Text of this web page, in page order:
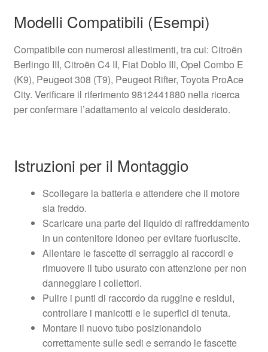
Modelli Compatibili (Esempi)
Compatibile con numerosi allestimenti, tra cui: Citroën
Berlingo III, Citroën C4 II, Fiat Doblo III, Opel Combo E
(K9), Peugeot 308 (T9), Peugeot Rifter, Toyota ProAce
City. Verificare il riferimento 9812441880 nella ricerca
per confermare l’adattamento al veicolo desiderato.
Istruzioni per il Montaggio
Scollegare la batteria e attendere che il motore
sia freddo.
Scaricare una parte del liquido di raffreddamento
in un contenitore idoneo per evitare fuoriuscite.
Allentare le fascette di serraggio ai raccordi e
rimuovere il tubo usurato con attenzione per non
danneggiare i collettori.
Pulire i punti di raccordo da ruggine e residui,
controllare i manicotti e le superfici di tenuta.
Montare il nuovo tubo posizionandolo
correttamente sulle sedi e serrando le fascette